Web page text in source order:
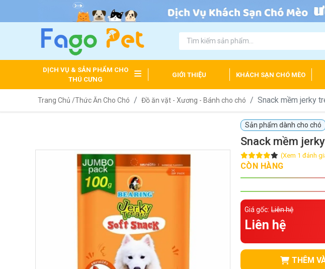
DỊCH VỤ & SẢN PHẨM CHO
THÚ CƯNG
GIỚI THIỆU KHÁCH SẠN CHÓ MÈO
Trang Chủ /Thức Ăn Cho Chó Đồ ăn vặt - Xương - Bánh cho chó Snack mềm jerky
Sản phẩm dành cho chó
Snack mềm
(Xem 1 đánh
CÒN HÀNG
Giá gốc: Liên hệ
Liên hệ
THÊM